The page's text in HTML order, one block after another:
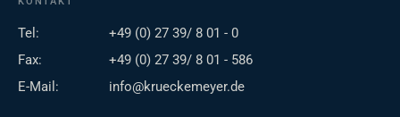
Tel:
+49 (0) 27 39/ 8 01 - 0
Fax:
+49 (0) 27 39/ 8 01 - 586
E-Mail:
info@krueckemeyer.de